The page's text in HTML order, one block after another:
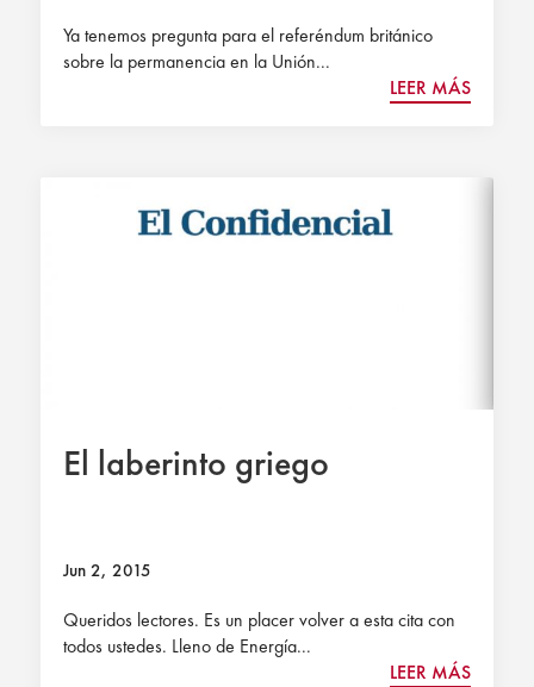
Ya tenemos pregunta para el referéndum británico
sobre la permanencia en la Unión...
LEER MÁS
El laberinto griego
Jun 2, 2015
Queridos lectores. Es un placer volver a esta cita con
todos ustedes. Lleno de Energía...
LEER MÁS